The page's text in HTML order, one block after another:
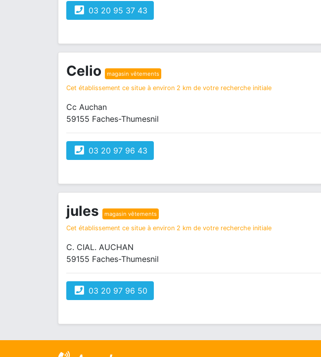
03 20 95 37 43
Celio magasin vêtements
Cet établissement ce situe à environ 2 km de votre recherche initiale
Cc Auchan
59155 Faches-Thumesnil
03 20 97 96 43
jules magasin vêtements
Cet établissement ce situe à environ 2 km de votre recherche initiale
C. CIAL. AUCHAN
59155 Faches-Thumesnil
03 20 97 96 50